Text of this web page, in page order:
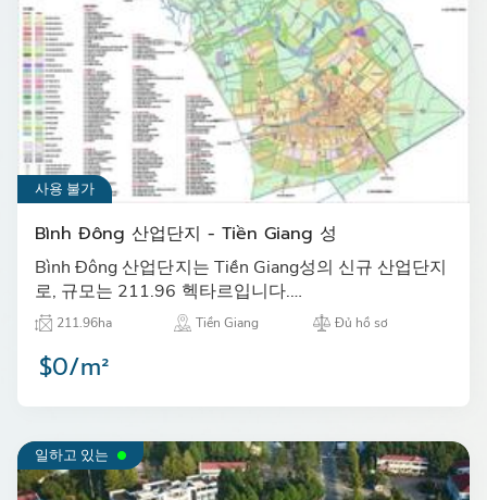
사용 불가
Bình Đông 산업단지 - Tiền Giang 성
Bình Đông 산업단지는 Tiền Giang성의 신규 산업단지
로, 규모는 211.96 헥타르입니다.…
211.96ha Tiền Giang Đủ hồ sơ
$0/m²
일하고 있는